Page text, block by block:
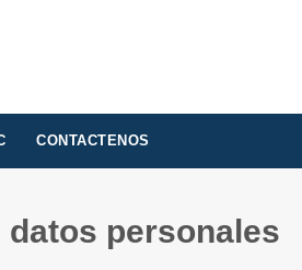
CONTACTENOS
personales